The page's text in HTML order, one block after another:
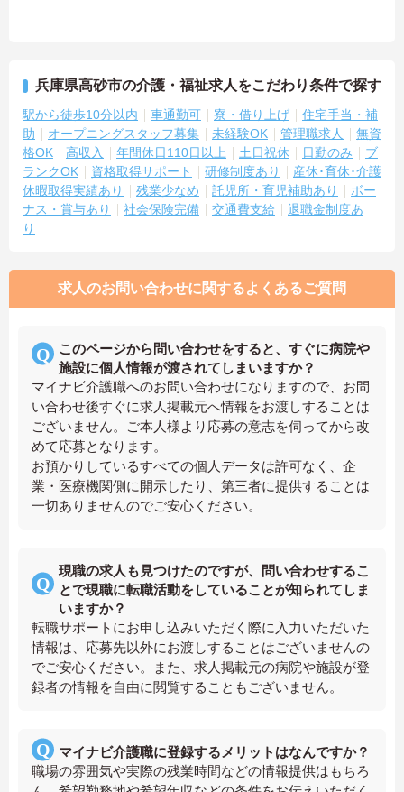
兵庫県高砂市の介護・福祉求人をこだわり条件で探す
駅から徒歩10分以内 車通勤可 寮・借り上げ
住宅手当・補
助
オープニングスタッフ募集 未経験OK 管理職求人
無資
格OK
高収入 年間休日110日以上 土日祝休 日勤のみ
ブ
ランクOK
資格取得サポート 研修制度あり
産休･育休･介護
休暇取得実績あり
残業少なめ 託児所・育児補助あり
ボー
ナス・賞与あり
社会保険完備 交通費支給
退職金制度あ
り
求人のお問い合わせに関するよくあるご質問
このページから問い合わせをすると、すぐに病院や
施設に個人情報が渡されてしまいますか？
マイナビ介護職へのお問い合わせになりますので、お問
い合わせ後すぐに求人掲載元へ情報をお渡しすることは
ございません。ご本人様より応募の意志を伺ってから改
めて応募となります。
お預かりしているすべての個人データは許可なく、企
業・医療機関側に開示したり、第三者に提供することは
一切ありませんのでご安心ください。
現職の求人も見つけたのですが、問い合わせするこ
とで現職に転職活動をしていることが知られてしま
いますか？
転職サポートにお申し込みいただく際に入力いただいた
情報は、応募先以外にお渡しすることはございませんの
でご安心ください。また、求人掲載元の病院や施設が登
録者の情報を自由に閲覧することもございません。
マイナビ介護職に登録するメリットはなんですか？
職場の雰囲気や実際の残業時間などの情報提供はもちろ